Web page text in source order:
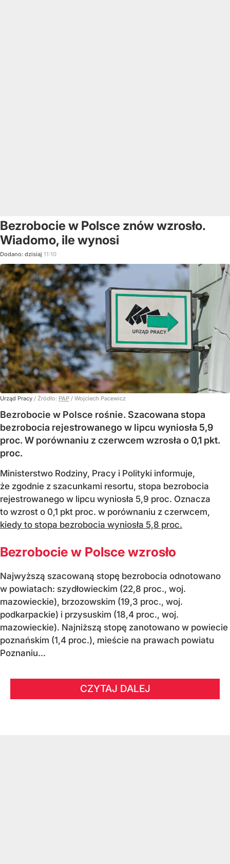
Bezrobocie w Polsce znów wzrosło.
Wiadomo, ile wynosi
Dodano: dzisiaj 11:10
Urząd Pracy / Źródło: PAP / Wojciech Pacewicz
Bezrobocie w Polsce rośnie. Szacowana stopa
bezrobocia rejestrowanego w lipcu wyniosła 5,9
proc. W porównaniu z czerwcem wzrosła o 0,1 pkt.
proc.
Ministerstwo Rodziny, Pracy i Polityki informuje,
że zgodnie z szacunkami resortu, stopa bezrobocia
rejestrowanego w lipcu wyniosła 5,9 proc. Oznacza
to wzrost o 0,1 pkt proc. w porównaniu z czerwcem,
kiedy to stopa bezrobocia wyniosła 5,8 proc.
Bezrobocie w Polsce wzrosło
Najwyższą szacowaną stopę bezrobocia odnotowano
w powiatach: szydłowieckim (22,8 proc., woj.
mazowieckie), brzozowskim (19,3 proc., woj.
podkarpackie) i przysuskim (18,4 proc., woj.
mazowieckie). Najniższą stopę zanotowano w powiecie
poznańskim (1,4 proc.), mieście na prawach powiatu
Poznaniu...
CZYTAJ DALEJ